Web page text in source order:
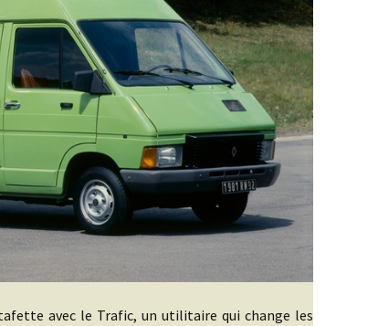
avec le Trafic, un utilitaire qui change les